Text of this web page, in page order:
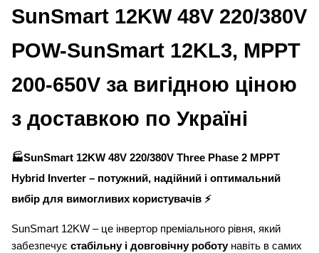
SunSmart 12KW 48V 220/380V
POW-SunSmart 12KL3, MPPT
200-650V за вигідною ціною
з доставкою по Україні
🏭SunSmart 12KW 48V 220/380V Three Phase 2 MPPT
Hybrid Inverter – потужний, надійний і оптимальний
вибір для вимогливих користувачів ⚡
SunSmart 12KW – це інвертор преміального рівня, який
забезпечує стабільну і довговічну роботу навіть в самих